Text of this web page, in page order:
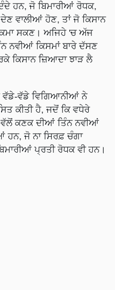
ਹਨ, ਜੋ ਬਿਮਾਰੀਆਂ ਰੋਧਕ,
ਵਾਲੀਆਂ ਹੋਣ, ਤਾਂ ਜੋ ਕਿਸਾਨ
ਕਮਾ ਸਕਣ। ਅਜਿਹੇ 'ਚ ਅੱਜ
ਨਵੀਆਂ ਕਿਸਮਾਂ ਬਾਰੇ ਦੱਸਣ
ਕਿਸਾਨ ਜ਼ਿਆਦਾ ਝਾੜ ਲੈ
ਵੱਡੇ-ਵੱਡੇ ਵਿਗਿਆਨੀਆਂ ਨੇ
ਕੀਤੀ ਹੈ, ਜਦੋਂ ਕਿ ਵਧੇਰੇ
ਕਣਕ ਦੀਆਂ ਤਿੰਨ ਨਵੀਆਂ
ਜੋ ਨਾ ਸਿਰਫ਼ ਚੰਗਾ
ਪ੍ਰਤੀ ਰੋਧਕ ਵੀ ਹਨ।